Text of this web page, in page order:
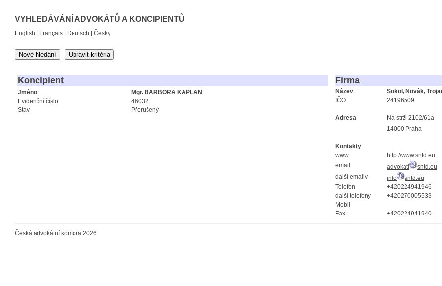
VYHLEDÁVÁNÍ ADVOKÁTŮ A KONCIPIENTŮ
English Français Deutsch Česky
Nové hledání Upravit kritéria
Koncipient
Jméno
Mgr. BARBORA KAPLAN
Evidenční číslo
46032
Stav
Přerušený
Firma
Název
Sokol, Novák,
IČO
24196509
Adresa
Na strži 2102/61a
14000 Praha
Kontakty
www
http://www.sntd.eu
email
advokati
sntd.eu
další emaily
info
sntd.eu
Telefon
+420224941946
další telefony
+420270005533
Mobil
Fax
+420224941940
Česká advokátní komora 2026